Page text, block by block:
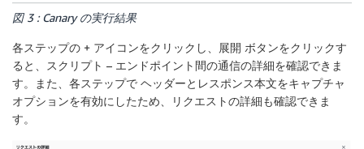
図 3 : Canary の実行結果
各ステップの + アイコンをクリックし、 展開 ボタンをクリックす
ると、スクリプト – エンドポイント間の通信の詳細を確認できま
す。また、各ステップで ヘッダーとレスポンス本文をキャプチャ
オプションを有効にしたため、リクエストの詳細も確認できま
す。